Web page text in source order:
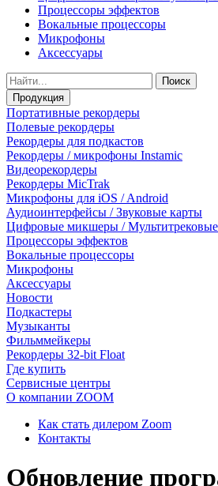
Процессоры эффектов
Вокальные процессоры
Микрофоны
Аксессуары
Поиск
Продукция
Портативные рекордеры
Полевые рекордеры
Рекордеры для подкастов
Рекордеры / микрофоны Instamic
Видеорекордеры
Рекордеры MicTrak
Микрофоны для iOS / Android
Аудиоинтерфейсы / Звуковые карты
Цифровые микшеры / Мультитрековые
Процессоры эффектов
Вокальные процессоры
Микрофоны
Аксессуары
Новости
Подкастеры
Музыканты
Фильммейкеры
Рекордеры 32-bit Float
Где купить
Сервисные центры
О компании ZOOM
Как стать дилером Zoom
Контакты
Обновление